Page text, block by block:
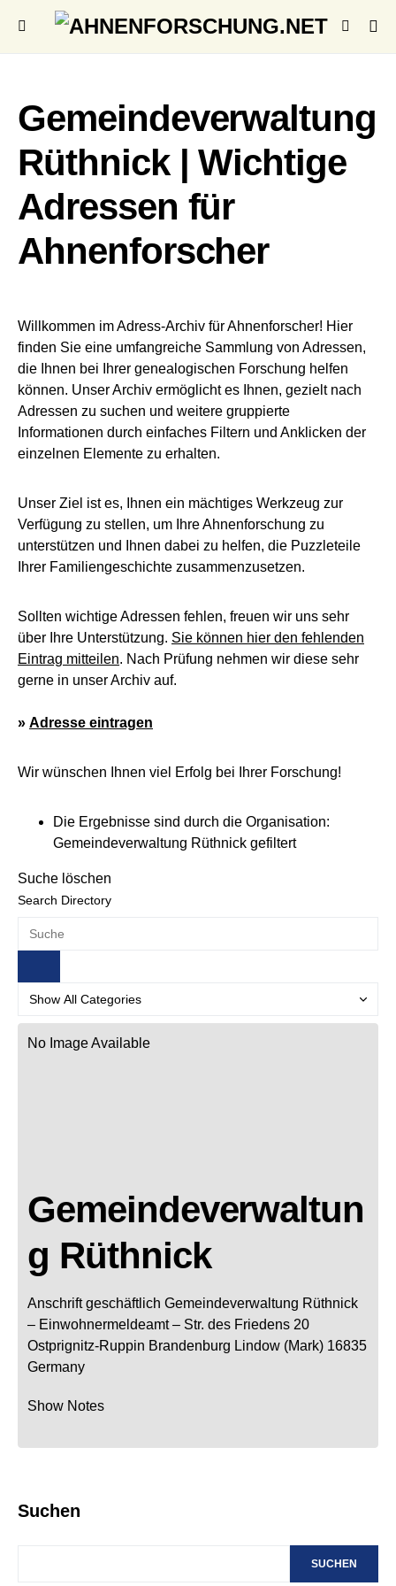
Gemeindeverwaltung
Rüthnick | Wichtige
Adressen für
Ahnenforscher
Willkommen im Adress-Archiv für Ahnenforscher! Hier
finden Sie eine umfangreiche Sammlung von Adressen,
die Ihnen bei Ihrer genealogischen Forschung helfen
können. Unser Archiv ermöglicht es Ihnen, gezielt nach
Adressen zu suchen und weitere gruppierte
Informationen durch einfaches Filtern und Anklicken der
einzelnen Elemente zu erhalten.
Unser Ziel ist es, Ihnen ein mächtiges Werkzeug zur
Verfügung zu stellen, um Ihre Ahnenforschung zu
unterstützen und Ihnen dabei zu helfen, die Puzzleteile
Ihrer Familiengeschichte zusammenzusetzen.
Sollten wichtige Adressen fehlen, freuen wir uns sehr
über Ihre Unterstützung. Sie können hier den fehlenden
Eintrag mitteilen. Nach Prüfung nehmen wir diese sehr
gerne in unser Archiv auf.
» Adresse eintragen
Wir wünschen Ihnen viel Erfolg bei Ihrer Forschung!
Die Ergebnisse sind durch die Organisation:
Gemeindeverwaltung Rüthnick gefiltert
Suche löschen
Search Directory
No Image Available
Gemeindeverwaltun
g Rüthnick
Anschrift geschäftlich Gemeindeverwaltung Rüthnick
– Einwohnermeldeamt – Str. des Friedens 20
Ostprignitz-Ruppin Brandenburg Lindow (Mark) 16835
Germany
Show Notes
Suchen
SUCHEN